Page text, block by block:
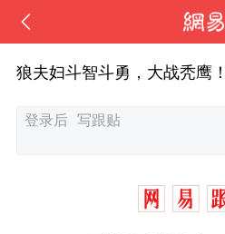
狼夫妇斗智斗勇，大战秃鹰！